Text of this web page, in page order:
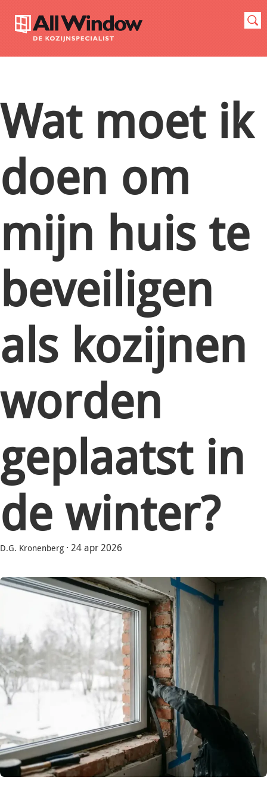
Wat moet ik
doen om
mijn huis te
beveiligen
als kozijnen
worden
geplaatst in
de winter?
D.G. Kronenberg · 24 apr 2026